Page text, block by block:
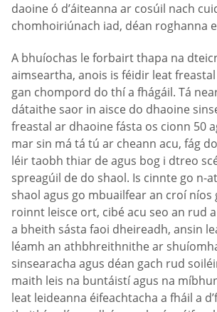
daoine ó d’áiteanna ar cosúil nach
chomhoiriúnach iad, déan roghanna
A bhuíochas le forbairt thapa na
aimseartha, anois is féidir leat
gan chompord do thí a fhágáil. Tá
dátaithe saor in aisce do dhaoine
freastal ar dhaoine fásta os cionn 50
mar sin má tá tú ar cheann acu, fág
léir taobh thiar de agus bog i dtreo
spreagúil de do shaol. Is cinnte go n-
shaol agus go mbuailfear an croí níos
roinnt leisce ort, cibé acu seo an rud
a bheith sásta faoi dheireadh, ansin
léamh an athbhreithnithe ar
sinsearacha agus déan gach rud
maith leis na buntáistí agus na
leat leideanna éifeachtacha a fháil a